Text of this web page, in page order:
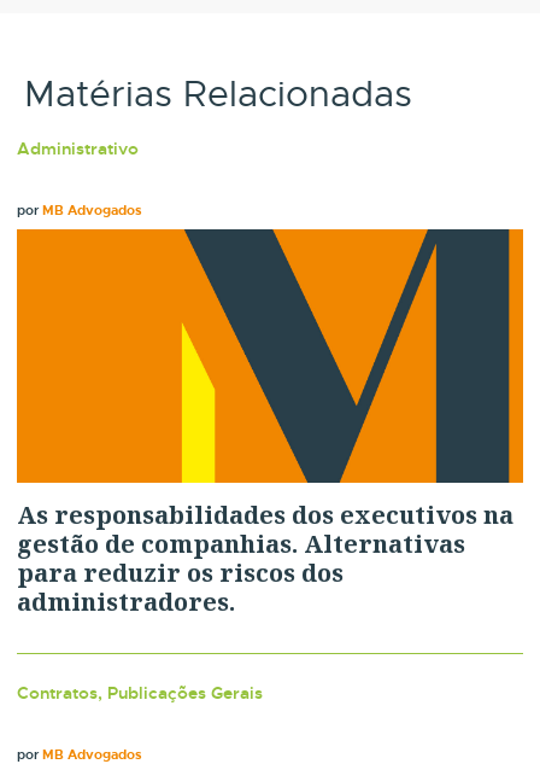
Matérias Relacionadas
Administrativo
porMB Advogados
As responsabilidades dos executivos na
gestão de companhias. Alternativas
para reduzir os riscos dos
administradores.
Contratos, Publicações Gerais
porMB Advogados